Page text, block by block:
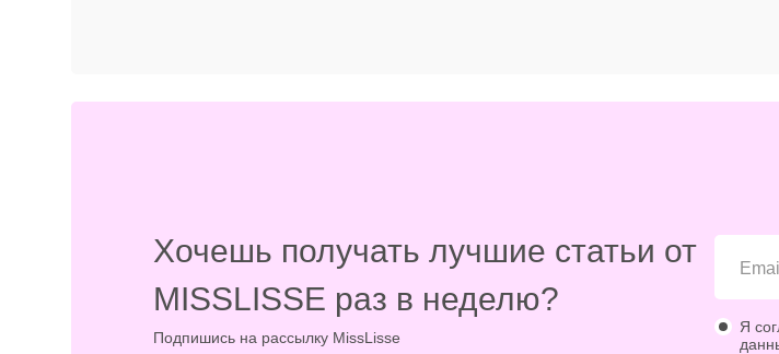
Хочешь получать лучшие статьи от
MISSLISSE раз в неделю?
Подпишись на рассылку MissLisse
Я